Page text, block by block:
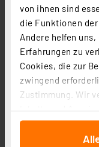
von ihnen sind
die Funktionen
Andere helfen
Erfahrungen zu
Cookies, die zur
zwingend
Zustimmung. Wir
für soziale Medien
auf unsere
Homematic IP
HmIP-WRC6-230
Artikel-Nr. 162015